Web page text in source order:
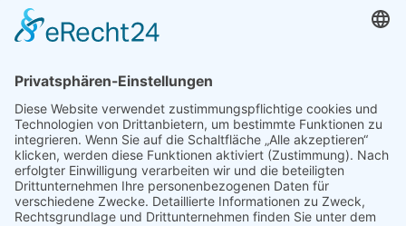
Archiv
Mediadaten
Fotos und Logos
Presseaussendungen
Presse
Presseinformationen abonnieren
ÜBER UNS